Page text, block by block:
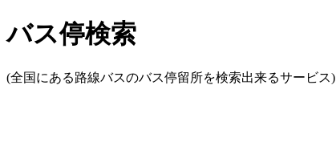
バス停検索
(全国にある路線バスのバス停留所を検索出来るサービス)